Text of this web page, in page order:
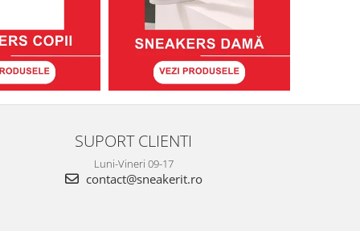
SUPORT CLIENTI
Luni-Vineri 09-17
contact@sneakerit.ro